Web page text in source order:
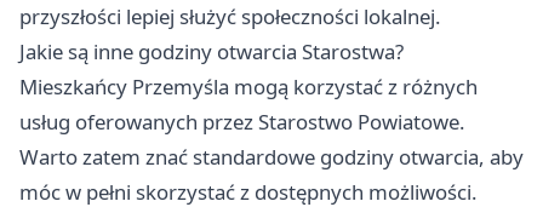
przyszłości lepiej służyć społeczności lokalnej.
Jakie są inne godziny otwarcia Starostwa?
Mieszkańcy Przemyśla mogą korzystać z różnych
usług oferowanych przez Starostwo Powiatowe.
Warto zatem znać standardowe godziny otwarcia, aby
móc w pełni skorzystać z dostępnych możliwości.